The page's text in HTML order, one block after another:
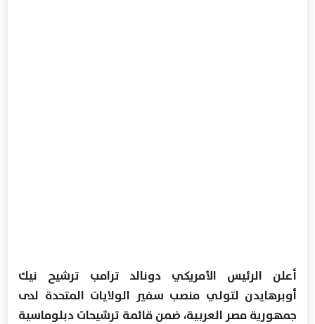
أعلن الرئيس الأمريكي دونالد ترامب ترشيح نيك
أوبرهايدن لتولي منصب سفير الولايات المتحدة لدى
جمهورية مصر العربية، ضمن قائمة ترشيحات دبلوماسية